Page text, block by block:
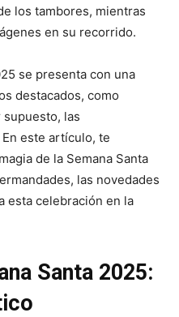
los tambores, mientras
en su recorrido.
se presenta con una
destacados, como
las
este artículo, te
de la Semana Santa
las novedades
esta celebración en la
Santa 2025: